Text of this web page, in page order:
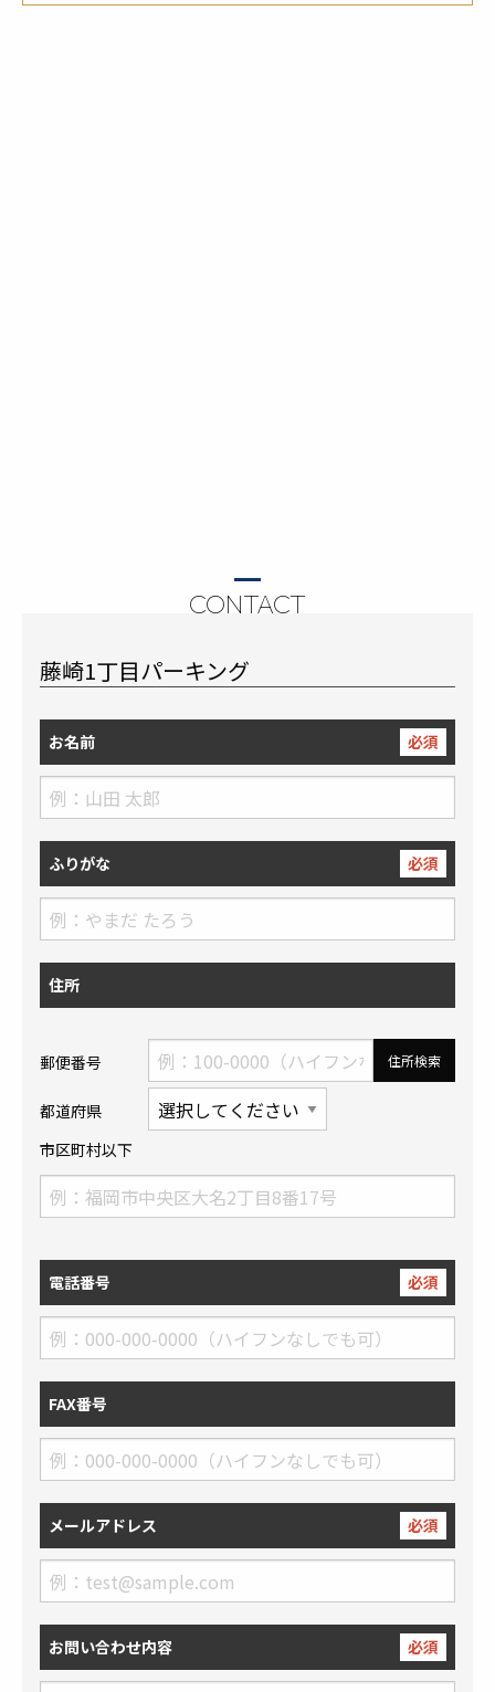
CONTACT
藤崎1丁目パーキング
お名前 必須
ふりがな 必須
住所
郵便番号 住所検索
都道府県
市区町村以下
電話番号 必須
FAX番号
メールアドレス 必須
お問い合わせ内容 必須